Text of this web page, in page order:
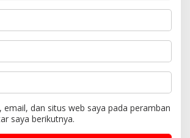
email, dan situs web saya pada peramban
saya berikutnya.